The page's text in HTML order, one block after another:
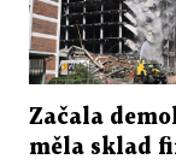
Začala
měla sklad